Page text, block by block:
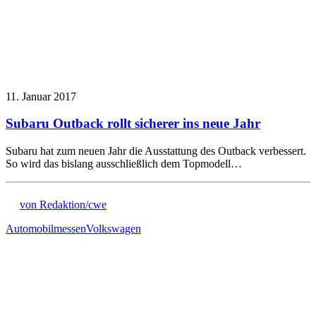
11. Januar 2017
Subaru Outback rollt sicherer ins neue Jahr
Subaru hat zum neuen Jahr die Ausstattung des Outback verbessert.
So wird das bislang ausschließlich dem Topmodell…
von Redaktion/cwe
AutomobilmessenVolkswagen